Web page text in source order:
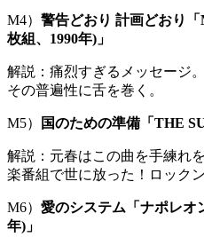
M4） 警告どおり 計画どおり「
枚組、1990年)」
解説：痛烈すぎるメッセージ
その普遍性に舌を巻く。
M5） 国のための準備「THE
解説：元春はこの曲を手練れ
楽番組で世に放った！ロック
M6） 愛のシステム「ナポレオ
年)」